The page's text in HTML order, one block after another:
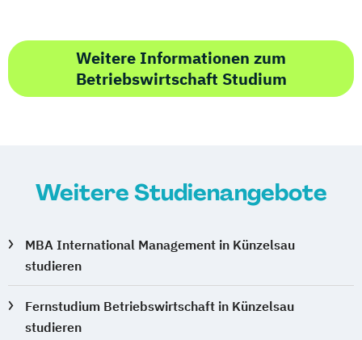
Weitere Informationen zum
Betriebswirtschaft Studium
Weitere Studienangebote
MBA International Management in Künzelsau
studieren
Fernstudium Betriebswirtschaft in Künzelsau
studieren